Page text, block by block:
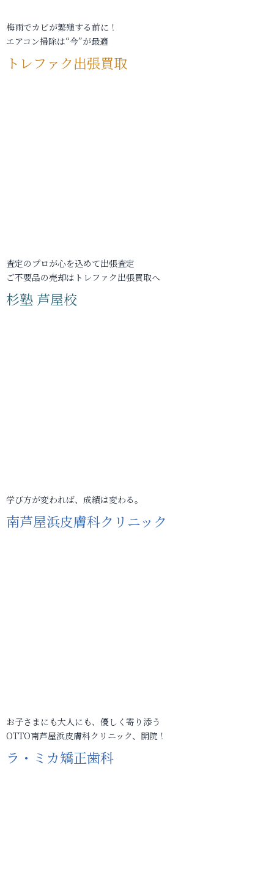
梅雨でカビが繁殖する前に！
エアコン掃除は“今”が最適
トレファク出張買取
査定のプロが心を込めて出張査定
ご不要品の売却はトレファク出張買取へ
杉塾 芦屋校
学び方が変われば、成績は変わる。
南芦屋浜皮膚科クリニック
お子さまにも大人にも、優しく寄り添う
OTTO南芦屋浜皮膚科クリニック、開院！
ラ・ミカ矯正歯科